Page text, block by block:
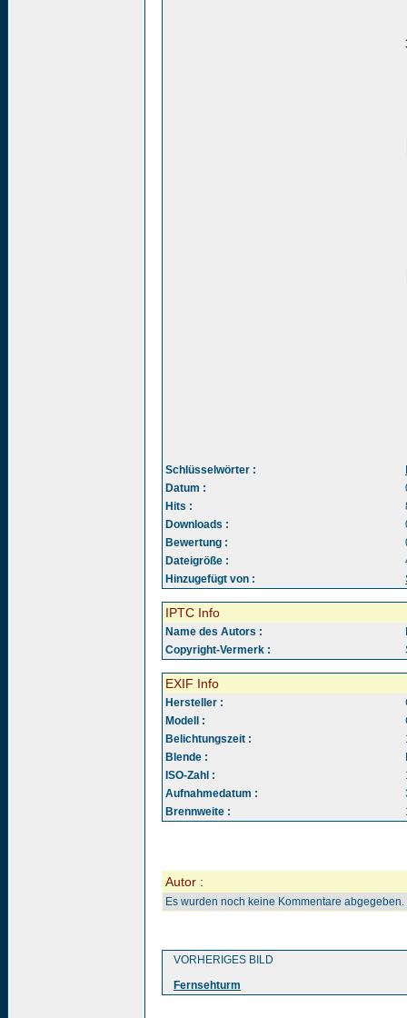
Schlüsselwörter :
Datum :
Hits :
Downloads :
Bewertung :
Dateigröße :
Hinzugefügt von :
IPTC Info
Name des Autors :
Copyright-Vermerk :
EXIF Info
Hersteller :
Modell :
Belichtungszeit :
Blende :
ISO-Zahl :
Aufnahmedatum :
Brennweite :
Autor :
Es wurden noch keine Kommentare abgegeben.
VORHERIGES BILD
Fernsehturm